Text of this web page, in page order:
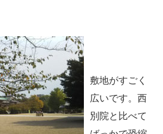
敷地がすごく
広いです。西
別院と比べて